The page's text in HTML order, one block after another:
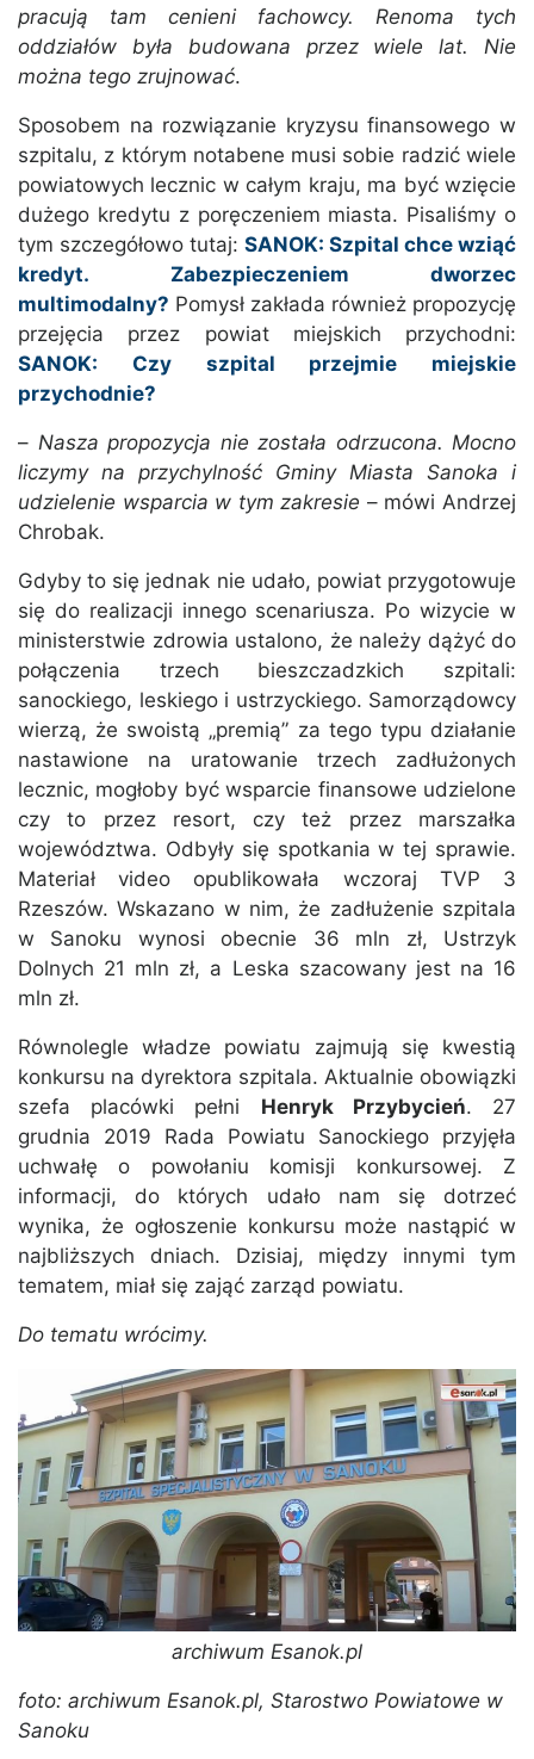
pracują tam cenieni fachowcy. Renoma tych
oddziałów była budowana przez wiele lat. Nie
można tego zrujnować.
Sposobem na rozwiązanie kryzysu finansowego w
szpitalu, z którym notabene musi sobie radzić wiele
powiatowych lecznic w całym kraju, ma być wzięcie
dużego kredytu z poręczeniem miasta. Pisaliśmy o
tym szczegółowo tutaj: SANOK: Szpital chce wziąć
kredyt. Zabezpieczeniem dworzec
multimodalny? Pomysł zakłada również propozycję
przejęcia przez powiat miejskich przychodni:
SANOK: Czy szpital przejmie miejskie
przychodnie?
– Nasza propozycja nie została odrzucona. Mocno
liczymy na przychylność Gminy Miasta Sanoka i
udzielenie wsparcia w tym zakresie – mówi Andrzej
Chrobak.
Gdyby to się jednak nie udało, powiat przygotowuje
się do realizacji innego scenariusza. Po wizycie w
ministerstwie zdrowia ustalono, że należy dążyć do
połączenia trzech bieszczadzkich szpitali:
sanockiego, leskiego i ustrzyckiego. Samorządowcy
wierzą, że swoistą „premią” za tego typu działanie
nastawione na uratowanie trzech zadłużonych
lecznic, mogłoby być wsparcie finansowe udzielone
czy to przez resort, czy też przez marszałka
województwa. Odbyły się spotkania w tej sprawie.
Materiał video opublikowała wczoraj TVP 3
Rzeszów. Wskazano w nim, że zadłużenie szpitala
w Sanoku wynosi obecnie 36 mln zł, Ustrzyk
Dolnych 21 mln zł, a Leska szacowany jest na 16
mln zł.
Równolegle władze powiatu zajmują się kwestią
konkursu na dyrektora szpitala. Aktualnie obowiązki
szefa placówki pełni Henryk Przybycień. 27
grudnia 2019 Rada Powiatu Sanockiego przyjęła
uchwałę o powołaniu komisji konkursowej. Z
informacji, do których udało nam się dotrzeć
wynika, że ogłoszenie konkursu może nastąpić w
najbliższych dniach. Dzisiaj, między innymi tym
tematem, miał się zająć zarząd powiatu.
Do tematu wrócimy.
archiwum Esanok.pl
foto: archiwum Esanok.pl, Starostwo Powiatowe w
Sanoku